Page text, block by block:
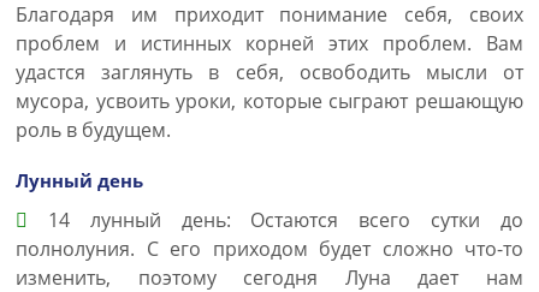
Благодаря им приходит понимание себя, своих
проблем и истинных корней этих проблем. Вам
удастся заглянуть в себя, освободить мысли от
мусора, усвоить уроки, которые сыграют решающую
роль в будущем.
Лунный день
14 лунный день: Остаются всего сутки до
полнолуния. С его приходом будет сложно что-то
изменить, поэтому сегодня Луна дает нам